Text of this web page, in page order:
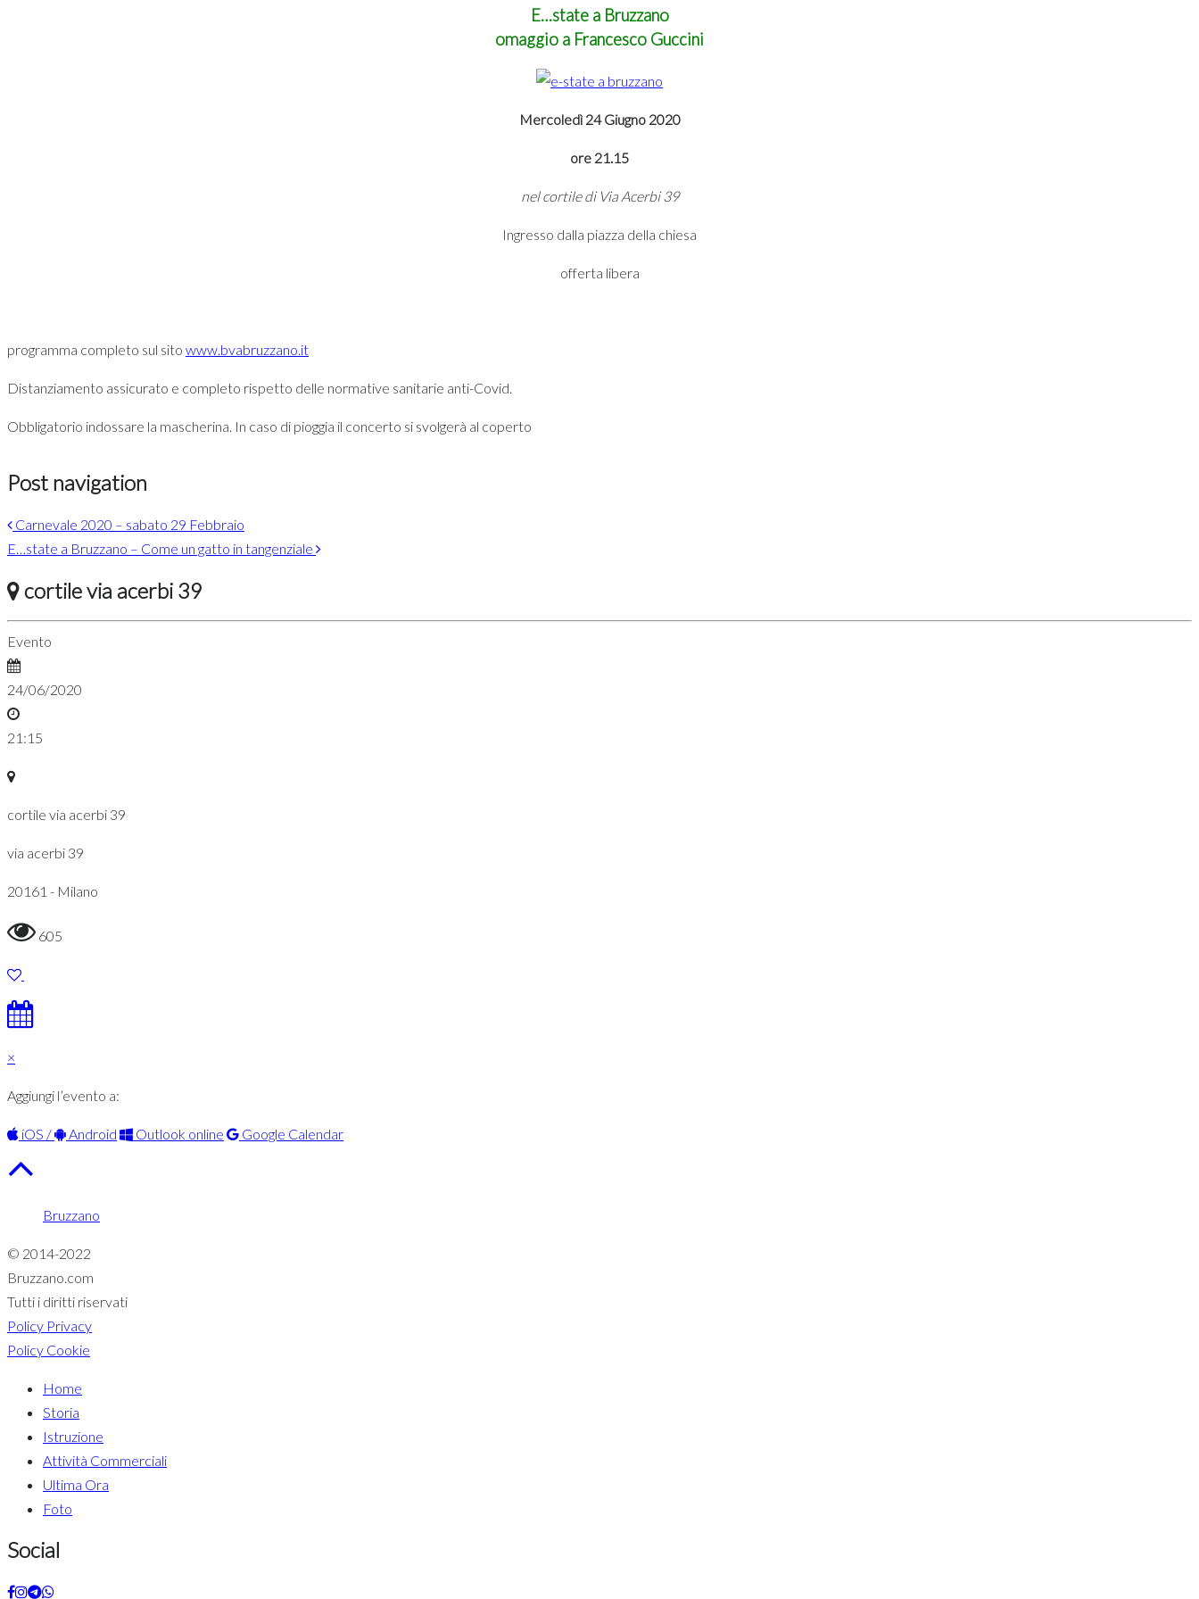
E…state a Bruzzano
omaggio a Francesco Guccini
Mercoledì 24 Giugno 2020
ore 21.15
nel cortile di Via Acerbi 39
Ingresso dalla piazza della chiesa
offerta libera
programma completo sul sito www.bvabruzzano.it
Distanziamento assicurato e completo rispetto delle normative sanitarie anti-Covid.
Obbligatorio indossare la mascherina. In caso di pioggia il concerto si svolgerà al coperto
Post navigation
Carnevale 2020 – sabato 29 Febbraio
E…state a Bruzzano – Come un gatto in tangenziale
cortile via acerbi 39
Evento
24/06/2020
21:15
cortile via acerbi 39
via acerbi 39
20161 - Milano
605
×
Aggiungi l’evento a:
iOS / Android Outlook online Google Calendar
Bruzzano
© 2014-2022
Bruzzano.com
Tutti i diritti riservati
Policy Privacy
Policy Cookie
Home
Storia
Istruzione
Attività Commerciali
Ultima Ora
Foto
Social